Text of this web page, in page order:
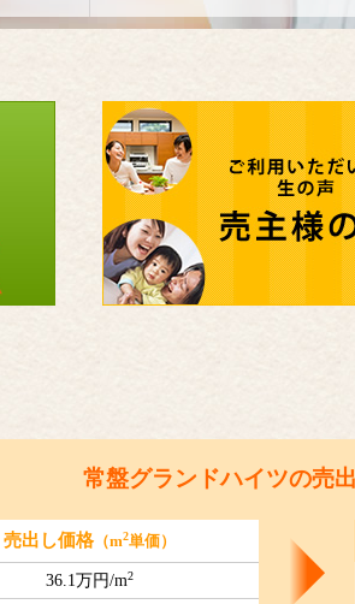
常盤グランドハイツの売
売出し価格（m2単価）
36.1万円/m2